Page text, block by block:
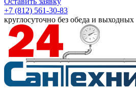
+7 (812) 561-30-83
круглосуточно без обеда и выходных